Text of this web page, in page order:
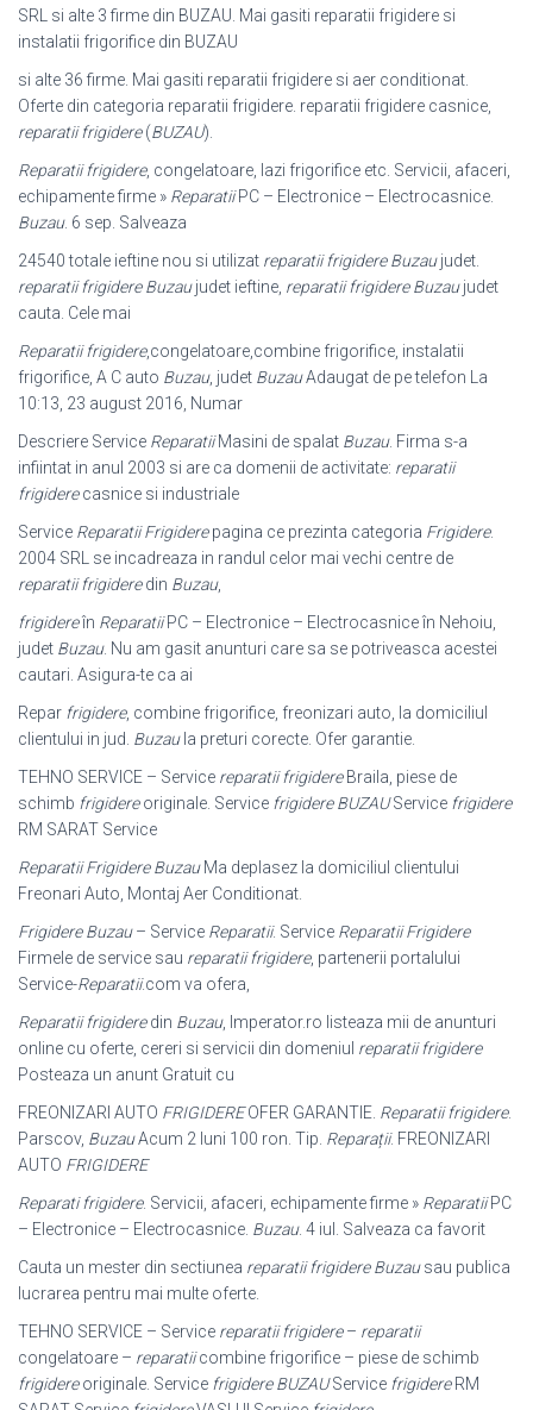
SRL si alte 3 firme din BUZAU. Mai gasiti reparatii frigidere si
instalatii frigorifice din BUZAU
si alte 36 firme. Mai gasiti reparatii frigidere si aer conditionat.
Oferte din categoria reparatii frigidere. reparatii frigidere casnice,
reparatii frigidere(BUZAU).
Reparatii frigidere, congelatoare, lazi frigorifice etc. Servicii, afaceri,
echipamente firme » ReparatiiPC – Electronice – Electrocasnice.
Buzau. 6 sep. Salveaza
24540 totale ieftine nou si utilizat reparatii frigidere Buzaujudet.
reparatii frigidere Buzaujudet ieftine, reparatii frigidere Buzaujudet
cauta. Cele mai
Reparatii frigidere,congelatoare,combine frigorifice, instalatii
frigorifice, A C auto Buzau, judet BuzauAdaugat de pe telefon La
10:13, 23 august 2016, Numar
Descriere Service ReparatiiMasini de spalat Buzau. Firma s-a
infiintat in anul 2003 si are ca domenii de activitate: reparatii
frigiderecasnice si industriale
Service Reparatii Frigiderepagina ce prezinta categoria Frigidere.
2004 SRL se incadreaza in randul celor mai vechi centre de
reparatii frigideredin Buzau,
frigidereîn ReparatiiPC – Electronice – Electrocasnice în Nehoiu,
judet Buzau. Nu am gasit anunturi care sa se potriveasca acestei
cautari. Asigura-te ca ai
Repar frigidere, combine frigorifice, freonizari auto, la domiciliul
clientului in jud. Buzaula preturi corecte. Ofer garantie.
TEHNO SERVICE – Service reparatii frigidereBraila, piese de
schimb frigidereoriginale. Service frigidere BUZAUService frigidere
RM SARAT Service
Reparatii Frigidere BuzauMa deplasez la domiciliul clientului
Freonari Auto, Montaj Aer Conditionat.
Frigidere Buzau– Service Reparatii. Service Reparatii Frigidere
Firmele de service sau reparatii frigidere, partenerii portalului
Service-Reparatii.com va ofera,
Reparatii frigideredin Buzau, Imperator.ro listeaza mii de anunturi
online cu oferte, cereri si servicii din domeniul reparatii frigidere
Posteaza un anunt Gratuit cu
FREONIZARI AUTO FRIGIDEREOFER GARANTIE. Reparatii frigidere.
Parscov, BuzauAcum 2 luni 100 ron. Tip. Reparații. FREONIZARI
AUTO FRIGIDERE
Reparati frigidere. Servicii, afaceri, echipamente firme » ReparatiiPC
– Electronice – Electrocasnice. Buzau. 4 iul. Salveaza ca favorit
Cauta un mester din sectiunea reparatii frigidere Buzausau publica
lucrarea pentru mai multe oferte.
TEHNO SERVICE – Service reparatii frigidere– reparatii
congelatoare – reparatiicombine frigorifice – piese de schimb
frigidereoriginale. Service frigidere BUZAUService frigidereRM